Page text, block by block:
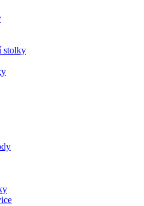
stolky